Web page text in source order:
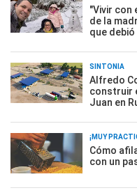
"Vivir con
de la
que debió
SINTONÍA
Alfredo
construir
Juan en
¡MUY
Cómo
con un